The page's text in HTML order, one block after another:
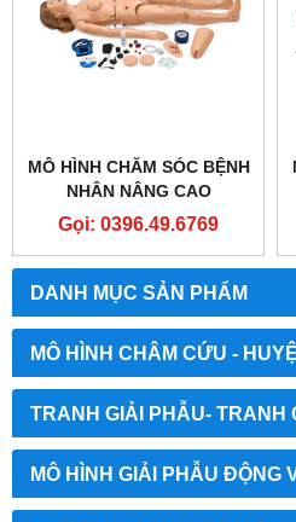
DANH MỤC SẢN PHẨM
MÔ HÌNH CHÂM CỨU -
TRANH GIẢI PHẪU- TRANH
MÔ HÌNH GIẢI PHẪU ĐỘNG
MÔ HÌNH CHĂM SÓC BỆNH
NHÂN NÂNG CAO
SB32864L GAUMARD®
CPR ​​SUSIE ADVANCED
SIMULATOR
Gọi: 0396.49.6769